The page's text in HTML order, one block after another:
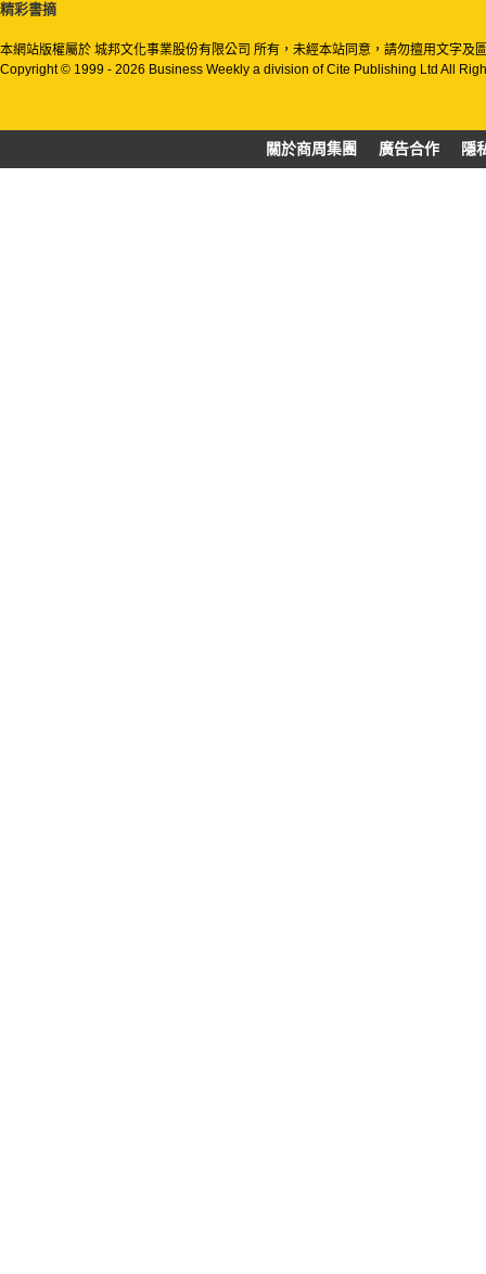
精彩書摘
本網站版權屬於 城邦文化事業股份有限公司 所有，未經本站同意，請勿擅用文字及
Copyright © 1999 - 2026 Business Weekly a division of Cite Publishing Ltd All
關於商周集團 廣告合作 隱